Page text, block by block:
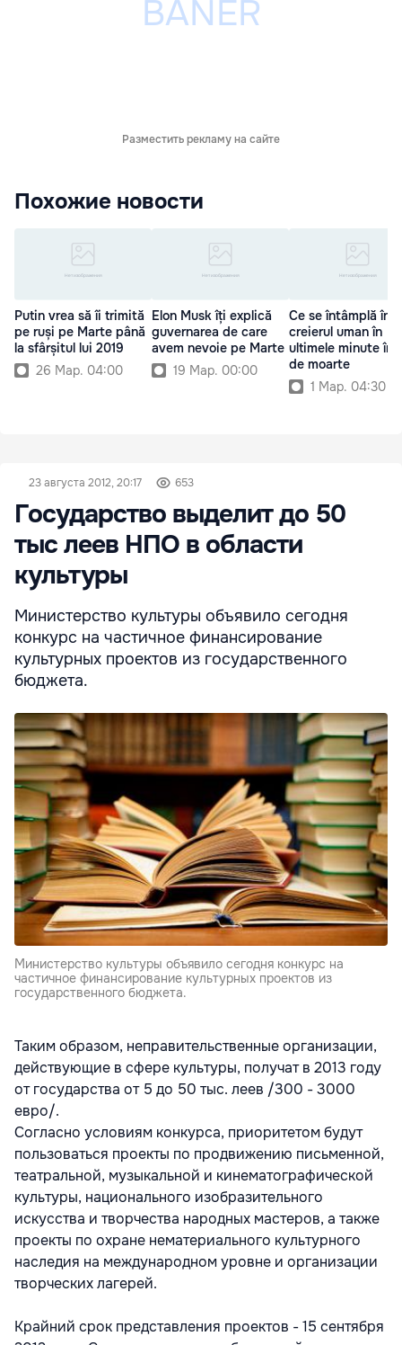
Разместить рекламу на сайте
Похожие новости
Putin vrea să îi trimită
pe ruși pe Marte până
la sfârșitul lui 2019
26 Мар. 04:00
Elon Musk îți explică
guvernarea de care
avem nevoie pe Marte
19 Мар. 00:00
Ce se întâmplă în
creierul uman în
ultimele minute
de moarte
1 Мар. 04:30
23 августа 2012, 20:17 653
Государство выделит до 50
тыс леев НПО в области
культуры
Министерство культуры объявило сегодня
конкурс на частичное финансирование
культурных проектов из государственного
бюджета.
Министерство культуры объявило сегодня конкурс на
частичное финансирование культурных проектов из
государственного бюджета.
Таким образом, неправительственные организации,
действующие в сфере культуры, получат в 2013 году
от государства от 5 до 50 тыс. леев /300 - 3000
евро/.
Согласно условиям конкурса, приоритетом будут
пользоваться проекты по продвижению письменной,
театральной, музыкальной и кинематографической
культуры, национального изобразительного
искусства и творчества народных мастеров, а также
проекты по охране нематериального культурного
наследия на международном уровне и организации
творческих лагерей.
Крайний срок представления проектов - 15 сентября